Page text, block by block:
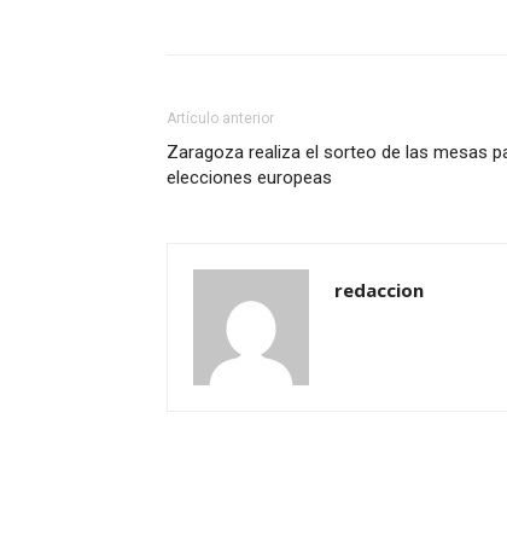
Artículo anterior
Zaragoza realiza el sorteo de las mesas
elecciones europeas
redaccion